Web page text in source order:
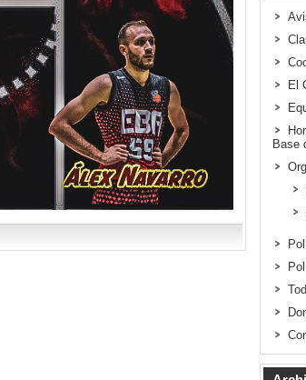
El
Base